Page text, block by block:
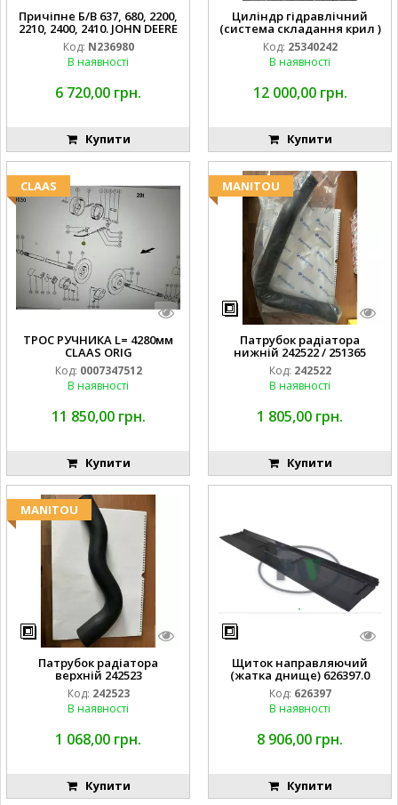
Причіпне Б/В 637, 680, 2200,
2210, 2400, 2410. JOHN DEERE
Код: N236980
В наявності
6 720,00 грн.
Купити
Циліндр гідравлічний
(система складання крил )
Код: 25340242
В наявності
12 000,00 грн.
Купити
CLAAS
ТРОС РУЧНИКА L= 4280мм
CLAAS ORIG
Код: 0007347512
В наявності
11 850,00 грн.
Купити
MANITOU
Патрубок радіатора
нижній 242522 / 251365
Код: 242522
В наявності
1 805,00 грн.
Купити
MANITOU
Патрубок радіатора
верхній 242523
Код: 242523
В наявності
1 068,00 грн.
Купити
Щиток направляючий
(жатка днище) 626397.0
Код: 626397
В наявності
8 906,00 грн.
Купити